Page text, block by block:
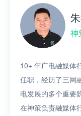
神
10+ 年广电融媒体
任职，经历了三网
电发展的多个重要
在神策负责融媒体